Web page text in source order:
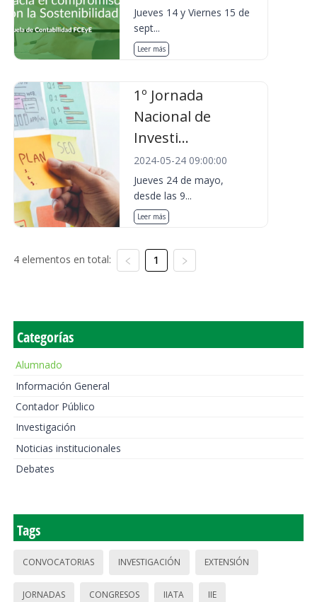
Jueves 14 y Viernes 15 de
sept...
Leer más
1º Jornada
Nacional de
Investi...
2024-05-24 09:00:00
Jueves 24 de mayo,
desde las 9...
Leer más
4 elementos en total: 1
Categorías
Alumnado
Información General
Contador Público
Investigación
Noticias institucionales
Debates
Tags
CONVOCATORIAS INVESTIGACIÓN EXTENSIÓN
JORNADAS CONGRESOS IIATA IIE